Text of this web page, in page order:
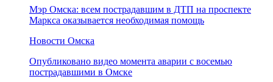
Мэр Омска: всем пострадавшим в ДТП на проспекте
Маркса оказывается необходимая помощь
Новости Омска
Опубликовано видео момента аварии с восемью
пострадавшими в Омске